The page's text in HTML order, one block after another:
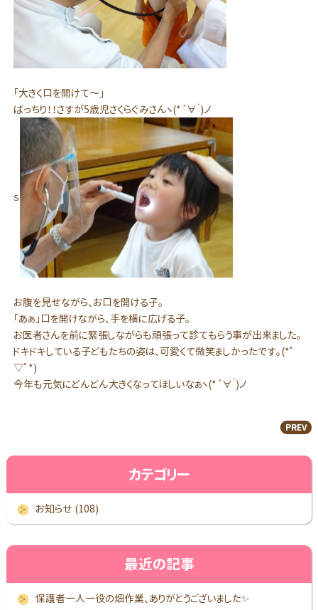
「大きく口を開けて～」
ばっちり！！さすが5歳児さくらぐみさんヽ(*´∀｀)ノ
ｓ
お腹を見せながら、お口を開ける子。
「あぁ」口を開けながら、手を横に広げる子。
お医者さんを前に緊張しながらも頑張って診てもらう事が出来ました。
ドキドキしている子どもたちの姿は、可愛くて微笑ましかったです。(*ﾟ
▽ﾟ*)
今年も元気にどんどん大きくなってほしいなぁヽ(*´∀｀)ノ
PREV
カテゴリー
お知らせ (108)
最近の記事
保護者一人一役の畑作業、ありがとうございました✨